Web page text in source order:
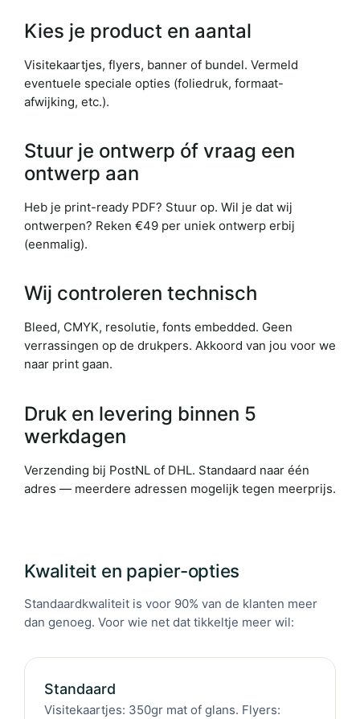
Kies je product en aantal
Visitekaartjes, flyers, banner of bundel. Vermeld
eventuele speciale opties (foliedruk, formaat-
afwijking, etc.).
Stuur je ontwerp óf vraag een
ontwerp aan
Heb je print-ready PDF? Stuur op. Wil je dat wij
ontwerpen? Reken €49 per uniek ontwerp erbij
(eenmalig).
Wij controleren technisch
Bleed, CMYK, resolutie, fonts embedded. Geen
verrassingen op de drukpers. Akkoord van jou voor we
naar print gaan.
Druk en levering binnen 5
werkdagen
Verzending bij PostNL of DHL. Standaard naar één
adres — meerdere adressen mogelijk tegen meerprijs.
Kwaliteit en papier-opties
Standaardkwaliteit is voor 90% van de klanten meer
dan genoeg. Voor wie net dat tikkeltje meer wil:
Standaard
Visitekaartjes: 350gr mat of glans. Flyers: